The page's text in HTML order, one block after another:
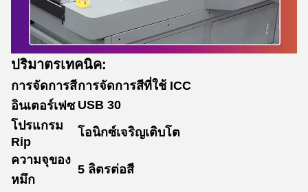
ปริมาตรเทคนิค:
การจัดการสีการจัดการสีที่ใช้ ICC
อินเตอร์เฟซ USB 30
โปรแกรม
Rip
โอนิกซ์เจริญเติบโต
ความจุของ
หมึก
5 ลิตรต่อสี